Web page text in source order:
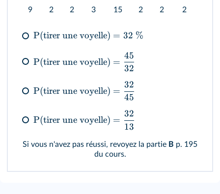
9 2 2 3 15 2 2 2
P(tirer une voyelle) = 32 %
P(tirer une voyelle) =
32
45
P(tirer une voyelle) =
45
32
P(tirer une voyelle) =
13
32
Si vous n'avez pas réussi, revoyez la partie B p. 195
du cours.